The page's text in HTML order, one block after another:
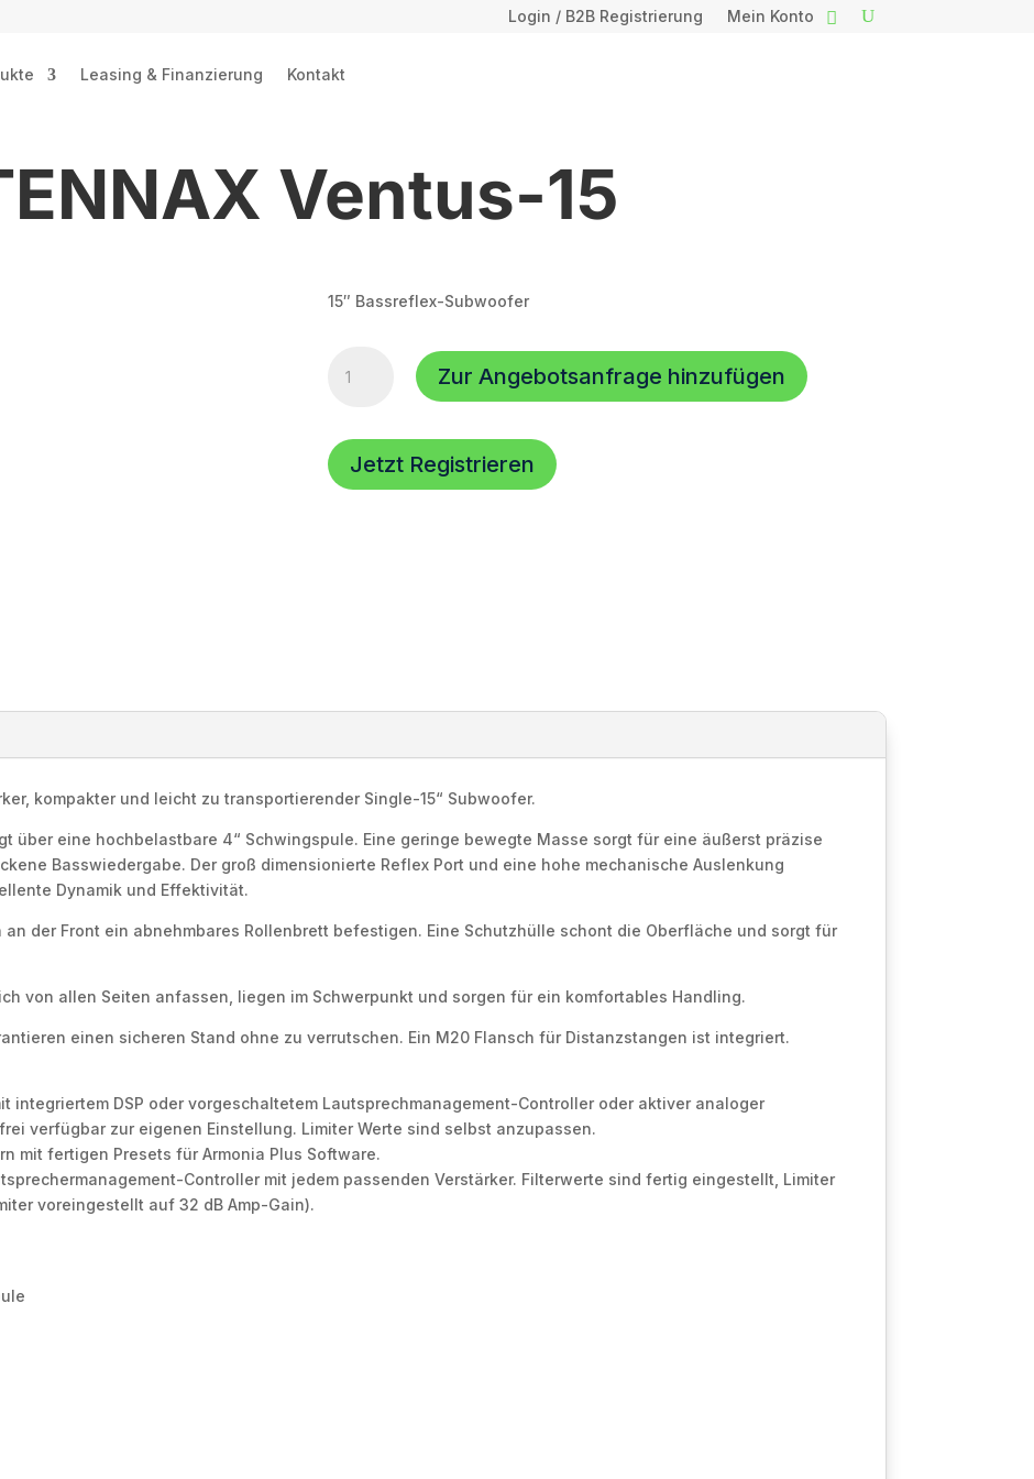
Login / B2B Registrierung Mein Konto
Leasing & Finanzierung Kontakt
Ventus-15
15″ Bassreflex-Subwoofer
Ventus-
Zur Angebotsanfrage hinzufügen
Jetzt Registrieren
kompakter und leicht zu transportierender Single-15“ Subwoofer.
über eine hochbelastbare 4“ Schwingspule. Eine geringe bewegte Masse sorgt für eine äußerst präzise
Basswiedergabe. Der groß dimensionierte Reflex Port und eine hohe mechanische Auslenkung
Dynamik und Effektivität.
der Front ein abnehmbares Rollenbrett befestigen. Eine Schutzhülle schont die Oberfläche und sorgt für
von allen Seiten anfassen, liegen im Schwerpunkt und sorgen für ein komfortables Handling.
einen sicheren Stand ohne zu verrutschen. Ein M20 Flansch für Distanzstangen ist integriert.
integriertem DSP oder vorgeschaltetem Lautsprechmanagement-Controller oder aktiver analoger
verfügbar zur eigenen Einstellung. Limiter Werte sind selbst anzupassen.
mit fertigen Presets für Armonia Plus Software.
Controller mit jedem passenden Verstärker. Filterwerte sind fertig eingestellt, Limiter
voreingestellt auf 32 dB Amp-Gain).